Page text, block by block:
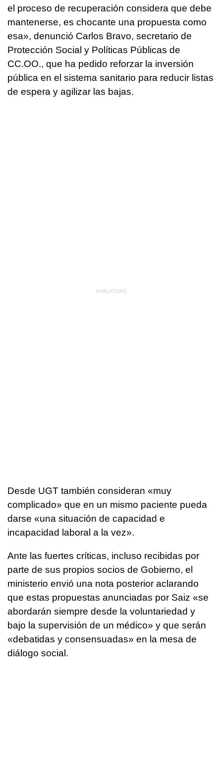
el proceso de recuperación considera que debe
mantenerse, es chocante una propuesta como
esa», denunció Carlos Bravo, secretario de
Protección Social y Políticas Públicas de
CC.OO., que ha pedido reforzar la inversión
pública en el sistema sanitario para reducir listas
de espera y agilizar las bajas.
Desde UGT también consideran «muy
complicado» que en un mismo paciente pueda
darse «una situación de capacidad e
incapacidad laboral a la vez».
Ante las fuertes críticas, incluso recibidas por
parte de sus propios socios de Gobierno, el
ministerio envió una nota posterior aclarando
que estas propuestas anunciadas por Saiz «se
abordarán siempre desde la voluntariedad y
bajo la supervisión de un médico» y que serán
«debatidas y consensuadas» en la mesa de
diálogo social.